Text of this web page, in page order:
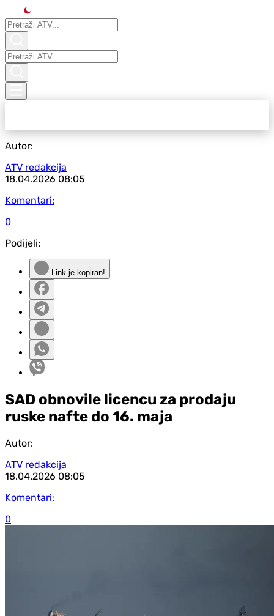
Autor:
ATV redakcija
18.04.2026 08:05
Komentari:
0
Podijeli:
Link je kopiran!
SAD obnovile licencu za prodaju
ruske nafte do 16. maja
Autor:
ATV redakcija
18.04.2026 08:05
Komentari:
0